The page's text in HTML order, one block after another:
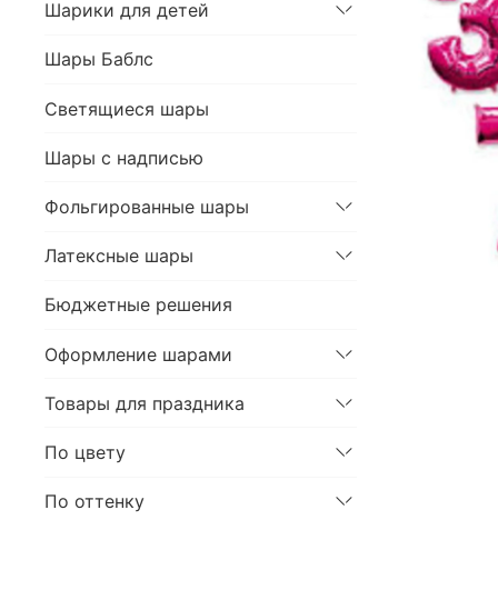
Шарики для детей
Шары Баблс
Светящиеся шары
Шары с надписью
Фольгированные шары
Латексные шары
Бюджетные решения
Оформление шарами
Товары для праздника
По цвету
По оттенку